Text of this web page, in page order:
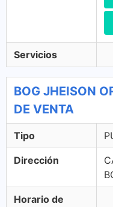
Servicios
BOG JHEISON
DE VENTA
Tipo
Dirección
Horario de